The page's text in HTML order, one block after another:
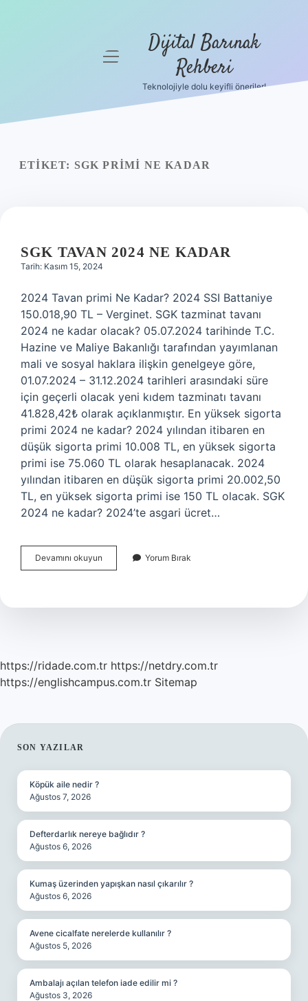
menüyü
Dijital Barınak
Rehberi
Teknolojiyle dolu keyifli öneriler!
ETIKET: SGK PRIMI NE KADAR
SGK TAVAN 2024 NE KADAR
Tarih: Kasım 15, 2024
2024 Tavan primi Ne Kadar? 2024 SSI Battaniye
150.018,90 TL – Verginet. SGK tazminat tavanı
2024 ne kadar olacak? 05.07.2024 tarihinde T.C.
Hazine ve Maliye Bakanlığı tarafından yayımlanan
mali ve sosyal haklara ilişkin genelgeye göre,
01.07.2024 – 31.12.2024 tarihleri ​​arasındaki süre
için geçerli olacak yeni kıdem tazminatı tavanı
41.828,42₺ olarak açıklanmıştır. En yüksek sigorta
primi 2024 ne kadar? 2024 yılından itibaren en
düşük sigorta primi 10.008 TL, en yüksek sigorta
primi ise 75.060 TL olarak hesaplanacak. 2024
yılından itibaren en düşük sigorta primi 20.002,50
TL, en yüksek sigorta primi ise 150 TL olacak. SGK
2024 ne kadar? 2024’te asgari ücret…
Devamını okuyun
Tavan
Kadar
Yorum Bırak
https://ridade.com.tr https://netdry.com.tr
https://englishcampus.com.tr Sitemap
SIDEBAR
SON YAZILAR
Köpük aile nedir ?
Ağustos 7, 2026
Defterdarlık nereye bağlıdır ?
Ağustos 6, 2026
Kumaş üzerinden yapışkan nasıl çıkarılır ?
Ağustos 6, 2026
Avene cicalfate nerelerde kullanılır ?
Ağustos 5, 2026
Ambalajı açılan telefon iade edilir mi ?
Ağustos 3, 2026